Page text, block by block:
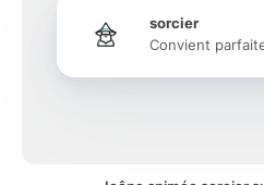
sorcier
Convient